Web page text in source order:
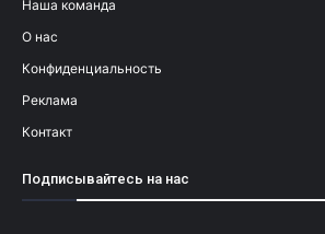
Наша команда
О нас
Конфиденциальность
Реклама
Контакт
Подписывайтесь на нас